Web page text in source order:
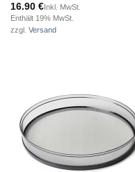
16.90 €Inkl. MwSt.
Enthält 19% MwSt.
zzgl. Versand